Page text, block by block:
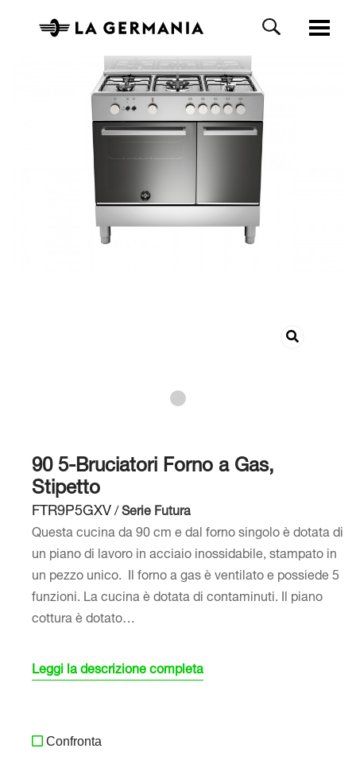
90 5-Bruciatori Forno a Gas,
Stipetto
FTR9P5GXV/Serie Futura
Questa cucina da 90 cm e dal forno singolo è dotata di
un piano di lavoro in acciaio inossidabile, stampato in
un pezzo unico. Il forno a gas è ventilato e possiede 5
funzioni. La cucina è dotata di contaminuti. Il piano
cottura è dotato…
Leggi la descrizione completa
Confronta